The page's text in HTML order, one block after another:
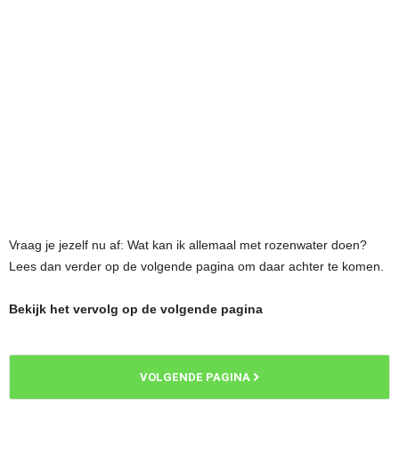
Vraag je jezelf nu af: Wat kan ik allemaal met rozenwater doen?
Lees dan verder op de volgende pagina om daar achter te komen.
Bekijk het vervolg op de volgende pagina
VOLGENDE PAGINA